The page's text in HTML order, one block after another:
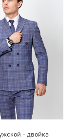
- двойка